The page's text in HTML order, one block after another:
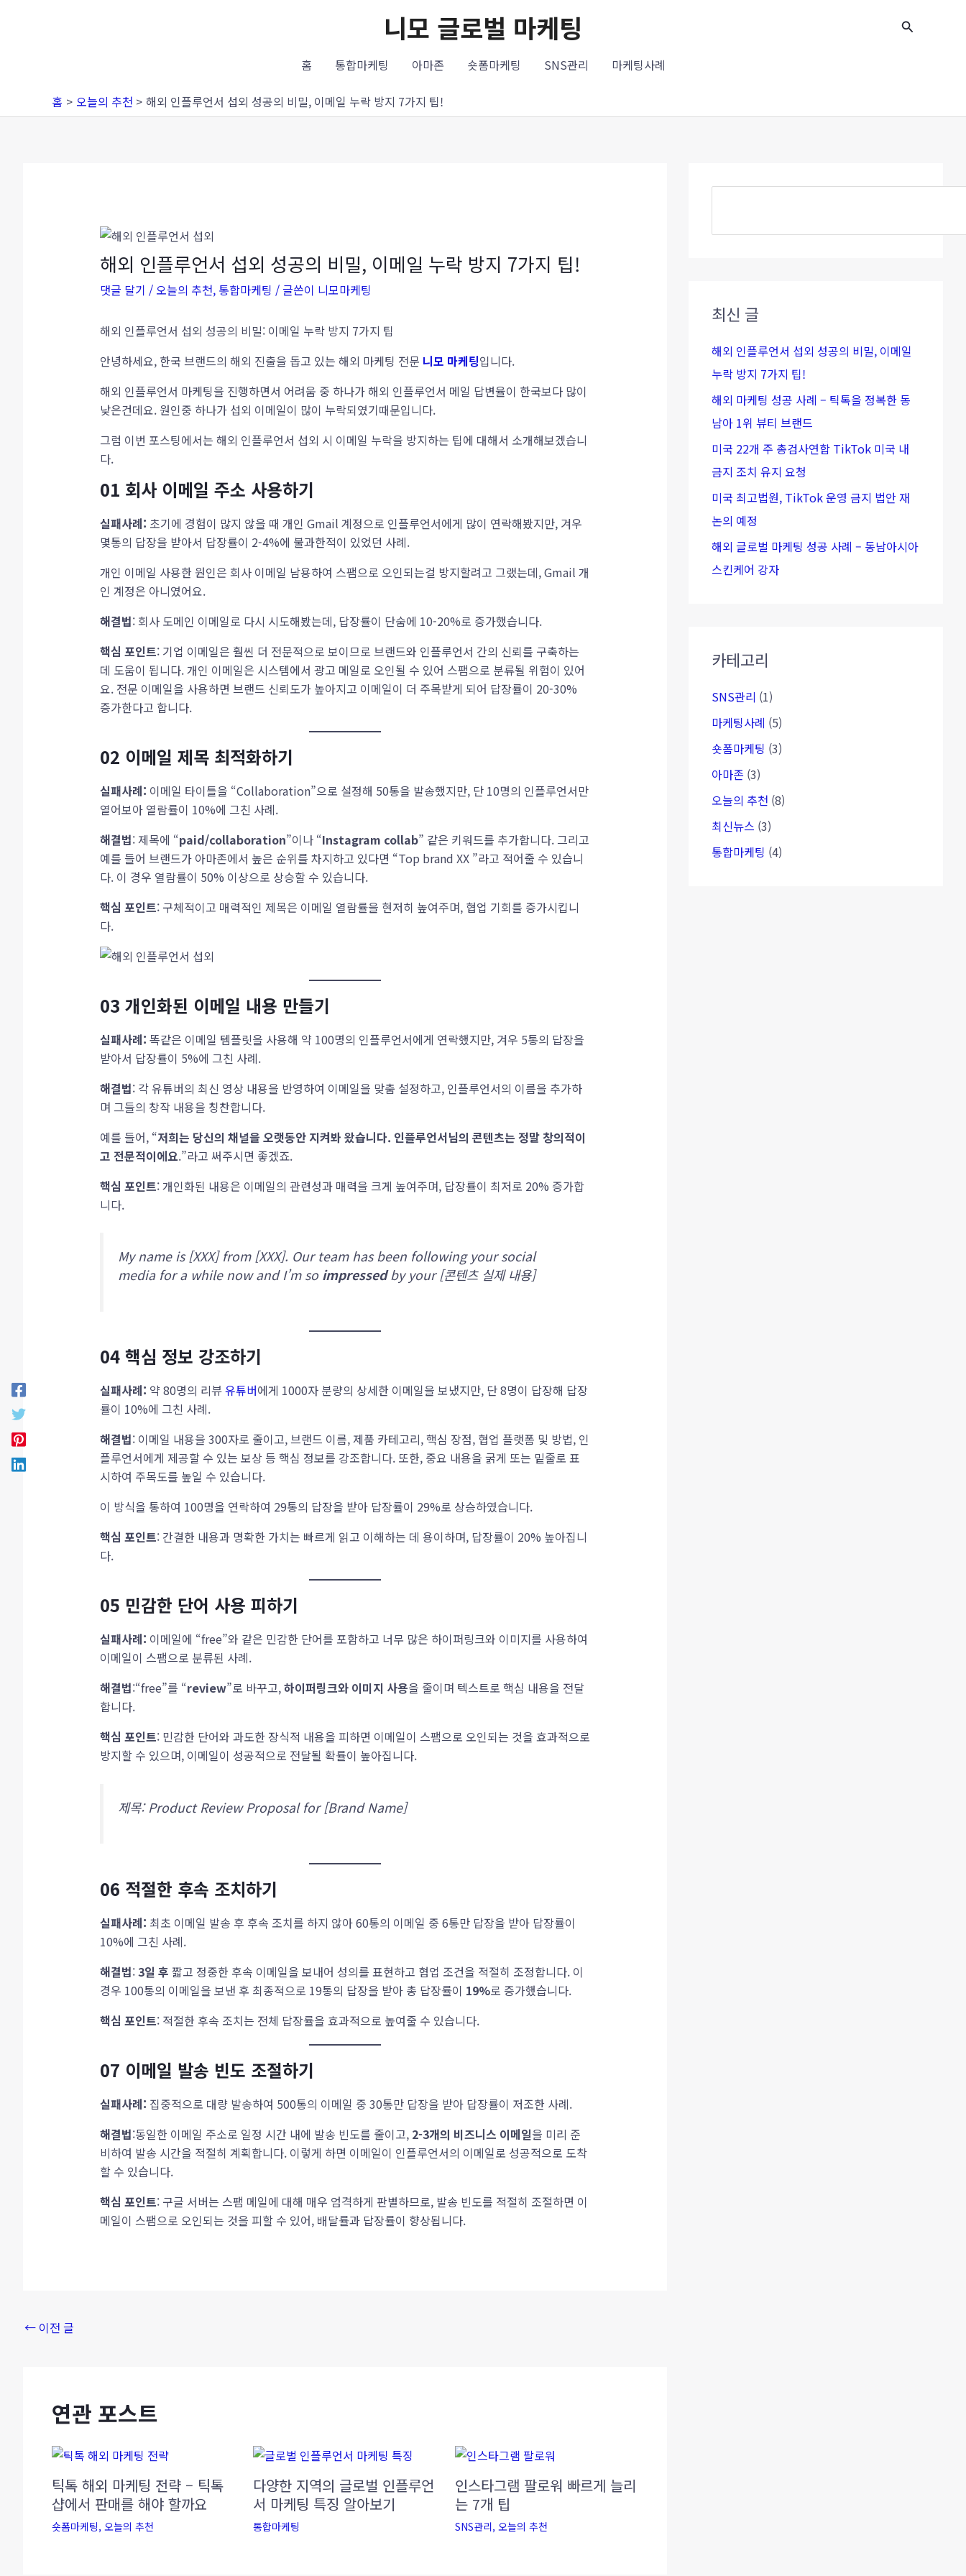
뛰
니모 글로벌 마케팅
검
홈 통합마케팅 아마존 숏폼마케팅 SNS관리 마케팅사례
홈 오늘의 추천 해외 인플루언서 섭외 성공의 비밀, 이메일 누락 방지 7가지 팁!
해외 인플루언서 섭외 성공의 비밀, 이메일 누락 방지 7가지 팁!
댓글 달기 / 오늘의 추천, 통합마케팅 / 글쓴이 니모마케팅
해외 인플루언서 섭외 성공의 비밀: 이메일 누락 방지 7가지 팁
안녕하세요, 한국 브랜드의 해외 진출을 돕고 있는 해외 마케팅 전문 니모 마케팅입니다.
해외 인플루언서 마케팅을 진행하면서 어려움 중 하나가 해외 인플루언서 메일 답변율이 한국보다 많이
낮은건데요. 원인중 하나가 섭외 이메일이 많이 누락되였기때문입니다.
그럼 이번 포스팅에서는 해외 인플루언서 섭외 시 이메일 누락을 방지하는 팁에 대해서 소개해보겠습니
다.
01 회사 이메일 주소 사용하기
실패사례: 초기에 경험이 많지 않을 때 개인 Gmail 계정으로 인플루언서에게 많이 연락해봤지만, 겨우
몇통의 답장을 받아서 답장률이 2-4%에 불과한적이 있었던 사례.
개인 이메일 사용한 원인은 회사 이메일 남용하여 스팸으로 오인되는걸 방지할려고 그랬는데, Gmail 개
인 계정은 아니였어요.
해결법: 회사 도메인 이메일로 다시 시도해봤는데, 답장률이 단숨에 10-20%로 증가했습니다.
핵심 포인트: 기업 이메일은 훨씬 더 전문적으로 보이므로 브랜드와 인플루언서 간의 신뢰를 구축하는
데 도움이 됩니다. 개인 이메일은 시스템에서 광고 메일로 오인될 수 있어 스팸으로 분류될 위험이 있어
요. 전문 이메일을 사용하면 브랜드 신뢰도가 높아지고 이메일이 더 주목받게 되어 답장률이 20-30%
증가한다고 합니다.
02 이메일 제목 최적화하기
실패사례: 이메일 타이틀을 “Collaboration”으로 설정해 50통을 발송했지만, 단 10명의 인플루언서만
열어보아 열람률이 10%에 그친 사례.
해결법: 제목에 “paid/collaboration”이나 “Instagram collab” 같은 키워드를 추가합니다. 그리고
예를 들어 브랜드가 아마존에서 높은 순위를 차지하고 있다면 “Top brand XX ”라고 적어줄 수 있습니
다. 이 경우 열람률이 50% 이상으로 상승할 수 있습니다.
핵심 포인트: 구체적이고 매력적인 제목은 이메일 열람률을 현저히 높여주며, 협업 기회를 증가시킵니
다.
03 개인화된 이메일 내용 만들기
실패사례: 똑같은 이메일 템플릿을 사용해 약 100명의 인플루언서에게 연락했지만, 겨우 5통의 답장을
받아서 답장률이 5%에 그친 사례.
해결법: 각 유튜버의 최신 영상 내용을 반영하여 이메일을 맞춤 설정하고, 인플루언서의 이름을 추가하
며 그들의 창작 내용을 칭찬합니다.
예를 들어, “저희는 당신의 채널을 오랫동안 지켜봐 왔습니다. 인플루언서님의 콘텐츠는 정말 창의적이
고 전문적이에요.”라고 써주시면 좋겠죠.
핵심 포인트: 개인화된 내용은 이메일의 관련성과 매력을 크게 높여주며, 답장률이 최저로 20% 증가합
니다.
My name is [XXX] from [XXX]. Our team has been following your social
media for a while now and I’m so impressedby your [콘텐츠 실제 내용]
04 핵심 정보 강조하기
실패사례: 약 80명의 리뷰유튜버에게 1000자 분량의 상세한 이메일을 보냈지만, 단 8명이 답장해 답장
률이 10%에 그친 사례.
해결법: 이메일 내용을 300자로 줄이고, 브랜드 이름, 제품 카테고리, 핵심 장점, 협업 플랫폼 및 방법, 인
플루언서에게 제공할 수 있는 보상 등 핵심 정보를 강조합니다. 또한, 중요 내용을 굵게 또는 밑줄로 표
시하여 주목도를 높일 수 있습니다.
이 방식을 통하여 100명을 연락하여 29통의 답장을 받아 답장률이 29%로 상승하였습니다.
핵심 포인트: 간결한 내용과 명확한 가치는 빠르게 읽고 이해하는 데 용이하며, 답장률이 20% 높아집니
다.
05 민감한 단어 사용 피하기
실패사례: 이메일에 “free”와 같은 민감한 단어를 포함하고 너무 많은 하이퍼링크와 이미지를 사용하여
이메일이 스팸으로 분류된 사례.
해결법:“free”를 “review”로 바꾸고,하이퍼링크와 이미지 사용을 줄이며 텍스트로 핵심 내용을 전달
합니다.
핵심 포인트: 민감한 단어와 과도한 장식적 내용을 피하면 이메일이 스팸으로 오인되는 것을 효과적으로
방지할 수 있으며, 이메일이 성공적으로 전달될 확률이 높아집니다.
제목: Product Review Proposal for [Brand Name]
06 적절한 후속 조치하기
실패사례: 최초 이메일 발송 후 후속 조치를 하지 않아 60통의 이메일 중 6통만 답장을 받아 답장률이
10%에 그친 사례.
해결법:3일 후 짧고 정중한 후속 이메일을 보내어 성의를 표현하고 협업 조건을 적절히 조정합니다. 이
경우 100통의 이메일을 보낸 후 최종적으로 19통의 답장을 받아 총 답장률이 19%로 증가했습니다.
핵심 포인트: 적절한 후속 조치는 전체 답장률을 효과적으로 높여줄 수 있습니다.
07 이메일 발송 빈도 조절하기
실패사례: 집중적으로 대량 발송하여 500통의 이메일 중 30통만 답장을 받아 답장률이 저조한 사례.
해결법:동일한 이메일 주소로 일정 시간 내에 발송 빈도를 줄이고, 2-3개의 비즈니스 이메일을 미리 준
비하여 발송 시간을 적절히 계획합니다. 이렇게 하면 이메일이 인플루언서의 이메일로 성공적으로 도착
할 수 있습니다.
핵심 포인트: 구글 서버는 스팸 메일에 대해 매우 엄격하게 판별하므로, 발송 빈도를 적절히 조절하면 이
메일이 스팸으로 오인되는 것을 피할 수 있어, 배달률과 답장률이 향상됩니다.
← 이전 글
연관 포스트
틱톡 해외 마케팅 전략 – 틱톡
샵에서 판매를 해야 할까요
숏폼마케팅, 오늘의 추천
다양한 지역의 글로벌 인플루언
서 마케팅 특징 알아보기
통합마케팅
인스타그램 팔로워 빠르게 늘리
는 7개 팁
SNS관리, 오늘의 추천
최신 글
해외 인플루언서 섭외 성공의 비밀, 이메일
누락 방지 7가지 팁!
해외 마케팅 성공 사례 – 틱톡을 정복한 동
남아 1위 뷰티 브랜드
미국 22개 주 총검사연합 TikTok 미국 내
금지 조치 유지 요청
미국 최고법원, TikTok 운영 금지 법안 재
논의 예정
해외 글로벌 마케팅 성공 사례 – 동남아시아
스킨케어 강자
카테고리
SNS관리 (1)
마케팅사례 (5)
숏폼마케팅 (3)
아마존 (3)
오늘의 추천 (8)
최신뉴스 (3)
통합마케팅 (4)